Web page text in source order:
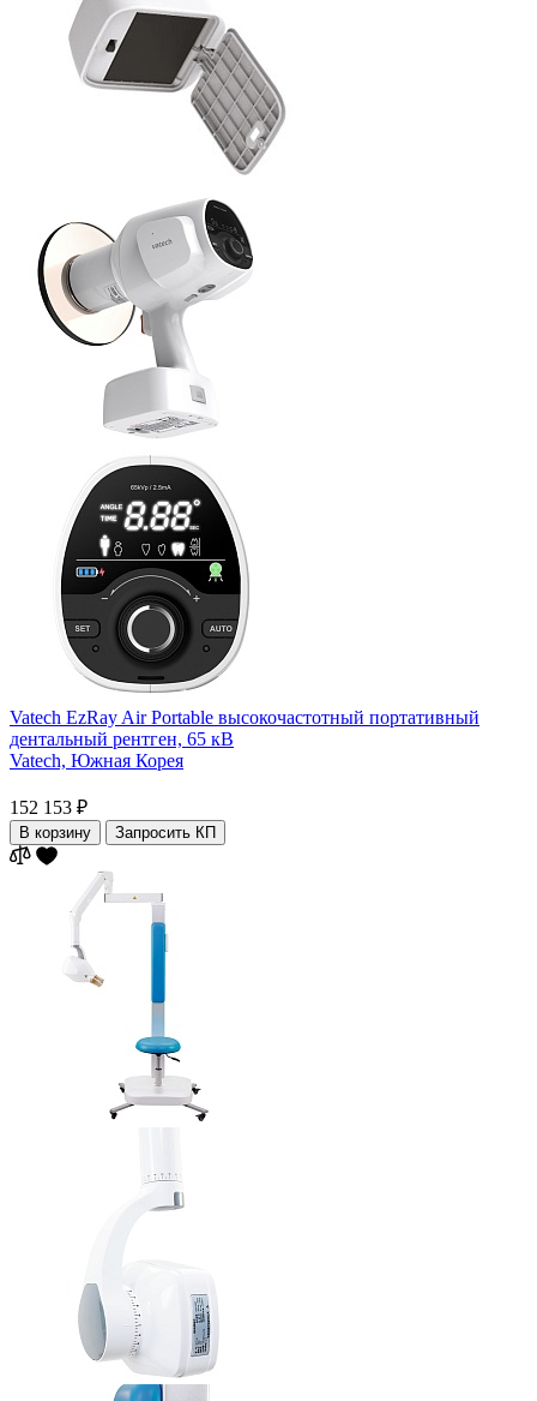
Vatech EzRay Air Portable высокочастотный портативный
дентальный рентген, 65 кВ
Vatech, Южная Корея
152 153 ₽
В корзину Запросить КП